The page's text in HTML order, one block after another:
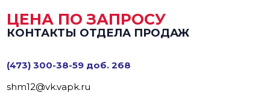
ЦЕНА ПО ЗАПРОСУ
КОНТАКТЫ ОТДЕЛА ПРОДАЖ
(473) 300-38-59 доб. 268
shm12@vk.vapk.ru